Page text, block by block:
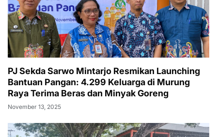
PJ Sekda Sarwo Mintarjo Resmikan Launching
Bantuan Pangan: 4.299 Keluarga di Murung
Raya Terima Beras dan Minyak Goreng
November 13, 2025